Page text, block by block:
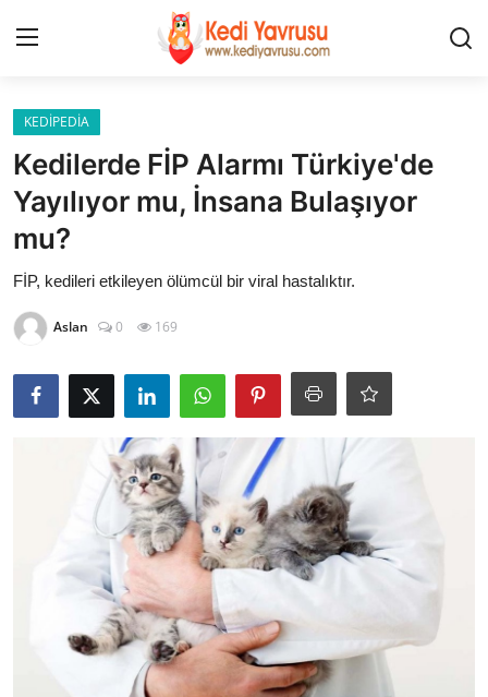
Giriş
HAKKIMIZDA
REKLAM
KEDİ CİNSLERİ
KEDİPEDİA
KEDİ BAKIMI
KEDİ DÜNYASI
KEDİ MAMASI
VETERİNERLER
KEDİPEDİA
Kedilerde FİP Alarmı Türkiye'de
Yayılıyor mu, İnsana Bulaşıyor
mu?
FİP, kedileri etkileyen ölümcül bir viral hastalıktır.
Aslan 0 169